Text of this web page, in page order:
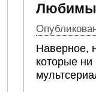
Наверное,
которые ни